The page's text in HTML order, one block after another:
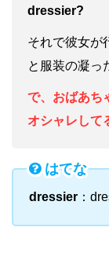
dressier?
それで彼女が
と服装の凝っ
で、おばあち
オシャレして
はてな
dressier ：